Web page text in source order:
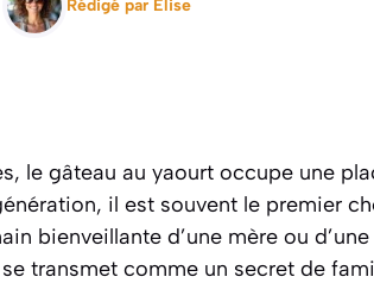
Rédigé par Elise
le gâteau au yaourt occupe une
il est souvent le premier
bienveillante d’une mère ou
transmet comme un secret de